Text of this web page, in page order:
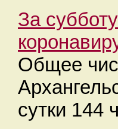
За
Общее
сутки 144